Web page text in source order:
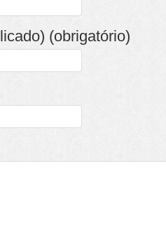
(obrigatório)